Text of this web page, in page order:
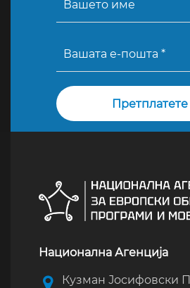
Национална Агенција
Кузман Јосифовски